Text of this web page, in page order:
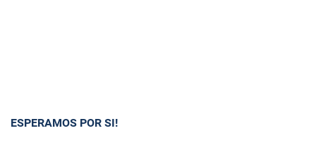
ESPERAMOS POR SI!